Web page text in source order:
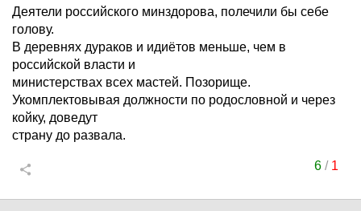
Деятели российского минздорова, полечили бы себе
голову.
В деревнях дураков и идиётов меньше, чем в
российской власти и
министерствах всех мастей. Позорище.
Укомплектовывая должности по родословной и через
койку, доведут
страну до развала.
6/ 1